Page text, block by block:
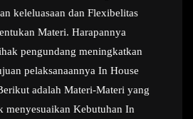
keleluasaan dan Flexibelitas
Materi. Harapannya
pengundang meningkatkan
pelaksanaannya In House
adalah Materi-Materi yang
menyesuaikan Kebutuhan In